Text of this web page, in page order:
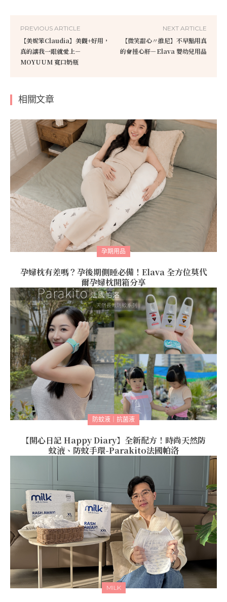
PREVIOUS ARTICLE
【美妮笨Claudia】美觀+好用，
真的讓我一眼就愛上－
MOYUUM 寬口奶瓶
NEXT ARTICLE
【微笑甜心〃維尼】不早點用真
的會捶心肝－Elava 嬰幼兒用品
相關文章
孕期用品
孕婦枕有差嗎？孕後期側睡必備！Elava 全方位莫代
爾孕婦枕開箱分享
防蚊液｜抗菌液
【開心日記 Happy Diary】全新配方！時尚天然防
蚊液、防蚊手環-Parakito法國帕洛
MILK